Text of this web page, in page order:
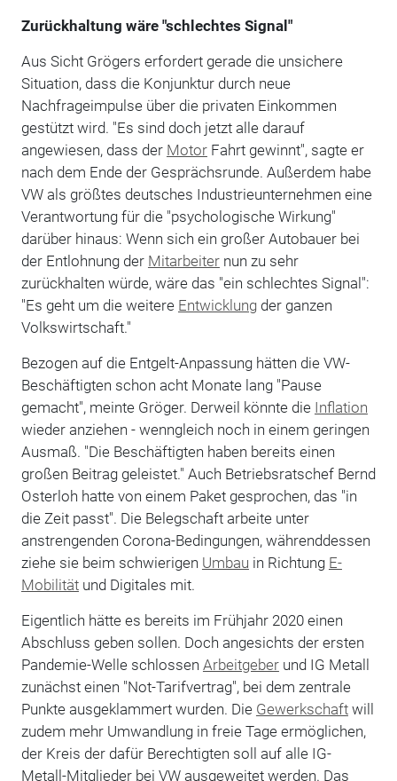
Zurückhaltung wäre "schlechtes Signal"
Aus Sicht Grögers erfordert gerade die unsichere
Situation, dass die Konjunktur durch neue
Nachfrageimpulse über die privaten Einkommen
gestützt wird. "Es sind doch jetzt alle darauf
angewiesen, dass der MotorFahrt gewinnt", sagte er
nach dem Ende der Gesprächsrunde. Außerdem habe
VW als größtes deutsches Industrieunternehmen eine
Verantwortung für die "psychologische Wirkung"
darüber hinaus: Wenn sich ein großer Autobauer bei
der Entlohnung der Mitarbeiternun zu sehr
zurückhalten würde, wäre das "ein schlechtes Signal":
"Es geht um die weitere Entwicklungder ganzen
Volkswirtschaft."
Bezogen auf die Entgelt-Anpassung hätten die VW-
Beschäftigten schon acht Monate lang "Pause
gemacht", meinte Gröger. Derweil könnte die Inflation
wieder anziehen - wenngleich noch in einem geringen
Ausmaß. "Die Beschäftigten haben bereits einen
großen Beitrag geleistet." Auch Betriebsratschef Bernd
Osterloh hatte von einem Paket gesprochen, das "in
die Zeit passt". Die Belegschaft arbeite unter
anstrengenden Corona-Bedingungen, währenddessen
ziehe sie beim schwierigen Umbau in Richtung E-
Mobilitätund Digitales mit.
Eigentlich hätte es bereits im Frühjahr 2020 einen
Abschluss geben sollen. Doch angesichts der ersten
Pandemie-Welle schlossen Arbeitgeberund IG Metall
zunächst einen "Not-Tarifvertrag", bei dem zentrale
Punkte ausgeklammert wurden. Die Gewerkschaftwill
zudem mehr Umwandlung in freie Tage ermöglichen,
der Kreis der dafür Berechtigten soll auf alle IG-
Metall-Mitglieder bei VW ausgeweitet werden. Das